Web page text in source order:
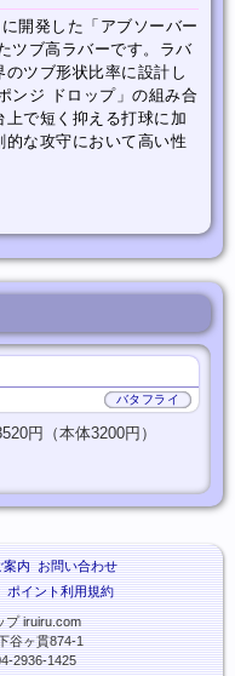
開発した「アブソーバー
ツブ高ラバーです。ラバ
ツブ形状比率に設計し
ンジ ドロップ」の組み合
で短く抑える打球に加
な攻守において高い性
バタフライ
円（本体3200円）
案内 お問い合わせ
ポイント利用規約
プ iruiru.com
谷ヶ貫874-1
2936-1425